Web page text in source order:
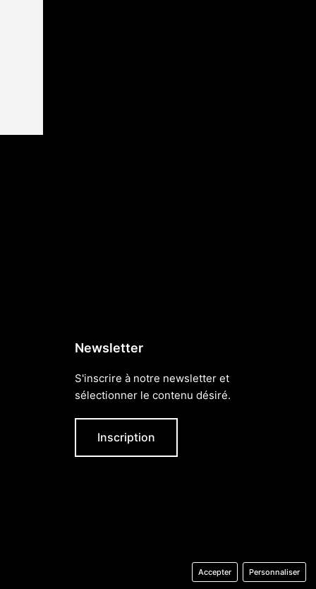
Newsletter
S'inscrire à notre newsletter et
sélectionner le contenu désiré.
Inscription
Accepter Personnaliser